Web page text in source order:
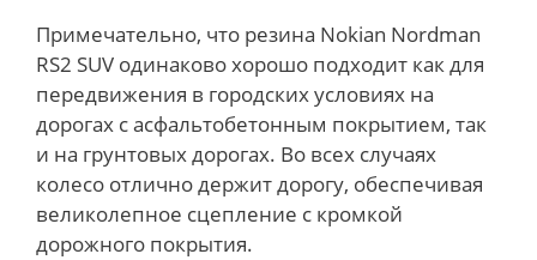
Примечательно, что резина Nokian Nordman
RS2 SUV одинаково хорошо подходит как для
передвижения в городских условиях на
дорогах с асфальтобетонным покрытием, так
и на грунтовых дорогах. Во всех случаях
колесо отлично держит дорогу, обеспечивая
великолепное сцепление с кромкой
дорожного покрытия.